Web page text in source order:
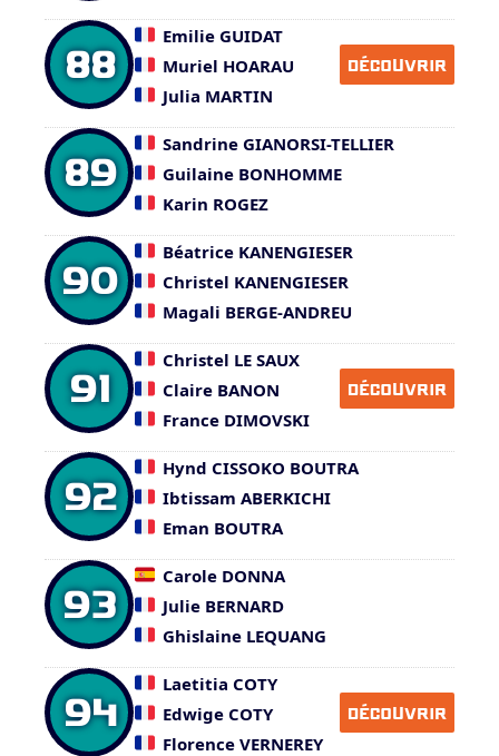
88
Emilie GUIDAT
Muriel HOARAU
Julia MARTIN
DÉCOUVRIR
89
Sandrine GIANORSI-TELLIER
Guilaine BONHOMME
Karin ROGEZ
90
Béatrice KANENGIESER
Christel KANENGIESER
Magali BERGE-ANDREU
91
Christel LE SAUX
Claire BANON
France DIMOVSKI
DÉCOUVRIR
92
Hynd CISSOKO BOUTRA
Ibtissam ABERKICHI
Eman BOUTRA
93
Carole DONNA
Julie BERNARD
Ghislaine LEQUANG
94
Laetitia COTY
Edwige COTY
Florence VERNEREY
DÉCOUVRIR